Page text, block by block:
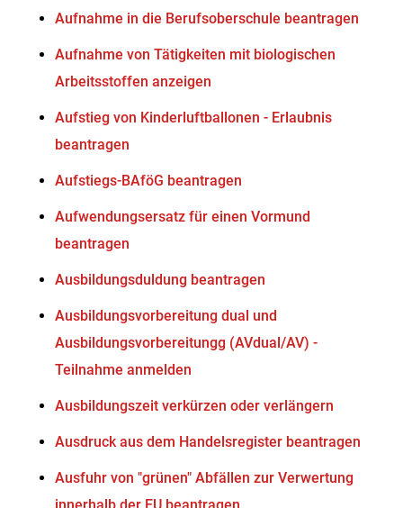
Aufnahme in die Berufsoberschule beantragen
Aufnahme von Tätigkeiten mit biologischen
Arbeitsstoffen anzeigen
Aufstieg von Kinderluftballonen - Erlaubnis
beantragen
Aufstiegs-BAföG beantragen
Aufwendungsersatz für einen Vormund
beantragen
Ausbildungsduldung beantragen
Ausbildungsvorbereitung dual und
Ausbildungsvorbereitungg (AVdual/AV) -
Teilnahme anmelden
Ausbildungszeit verkürzen oder verlängern
Ausdruck aus dem Handelsregister beantragen
Ausfuhr von "grünen" Abfällen zur Verwertung